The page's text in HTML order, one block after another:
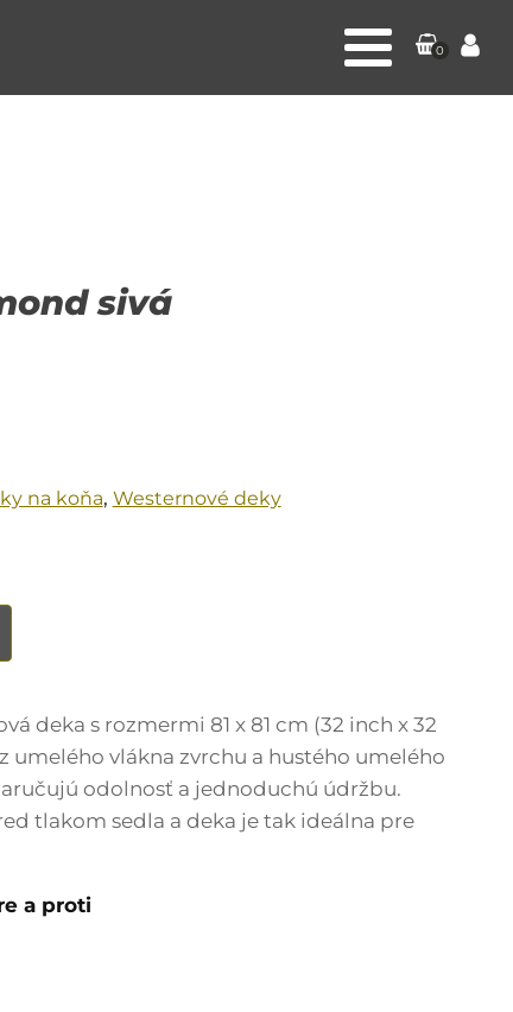
0
sivá
na koňa, Westernové deky
deka s rozmermi 81 x 81 cm (32 inch x 32
umelého vlákna zvrchu a hustého umelého
odolnosť a jednoduchú údržbu.
tlakom sedla a deka je tak ideálna pre
a proti